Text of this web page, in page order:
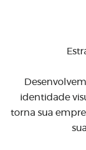
identidade
torna sua